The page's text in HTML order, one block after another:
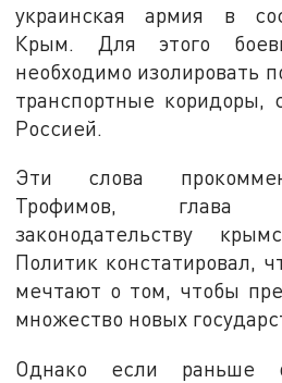
украинская армия в
Крым. Для этого
необходимо изолировать
транспортные коридоры,
Россией.
Эти слова
Трофимов, глава
законодательству
Политик констатировал,
мечтают о том, чтобы
множество новых
Однако если раньше